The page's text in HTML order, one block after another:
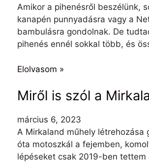
Amikor a pihenésről beszélünk,
kanapén punnyadásra vagy a
bambulásra gondolnak. De
pihenés ennél sokkal több, és
Elolvasom »
Miről is szól a
március 6, 2023
A Mirkaland műhely létrehozása
óta motoszkál a fejemben,
lépéseket csak 2019-ben tettem